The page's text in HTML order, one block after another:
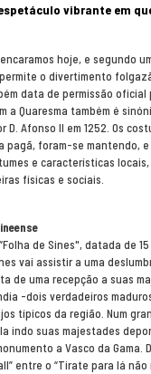
vibrante em
hoje, e segundo
o divertimento
data de permissão
a Quaresma também é
Afonso II em 1252. Os
pagã, foram-se mantendo, e
e características
físicas e sociais.
de Sines", datada de
vai assistir a uma
de uma recepção a suas
-dois verdadeiros
típicos da região. Num
indo suas majestades
a Vasco da Gama.
entre o “Tirate para lá não